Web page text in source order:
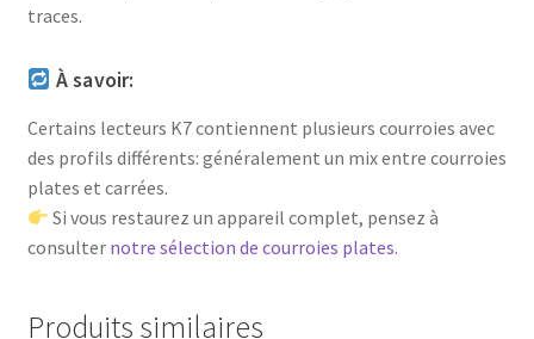
traces.
À savoir:
Certains lecteurs K7 contiennent plusieurs courroies avec
des profils différents: généralement un mix entre courroies
plates et carrées.
Si vous restaurez un appareil complet, pensez à
consulter notre sélection de courroies plates.
Produits similaires